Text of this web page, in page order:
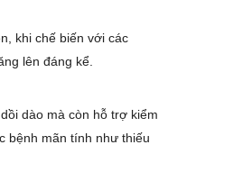
khi chế biến với các
lên đáng kể.
dào mà còn hỗ trợ kiểm
bệnh mãn tính như thiếu